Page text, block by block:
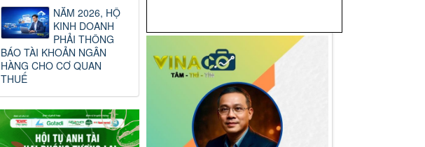
NĂM 2026, HỘ
KINH DOANH
PHẢI THÔNG
BÁO TÀI KHOẢN NGÂN
HÀNG CHO CƠ QUAN
THUẾ